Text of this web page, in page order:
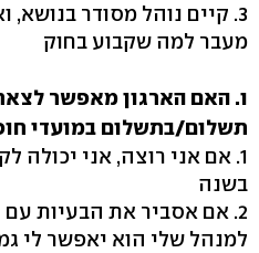
3. קיים נוהל מסודר בנושא,
מעבר למה שקבוע בחוק
ו. האם הארגון מאפשר
תשלום/בתשלום במועדי
1. אם אני רוצה, אני יכולה
בשנה
2. אם אסביר את הבעיות עם
למנהל שלי הוא יאפשר לי